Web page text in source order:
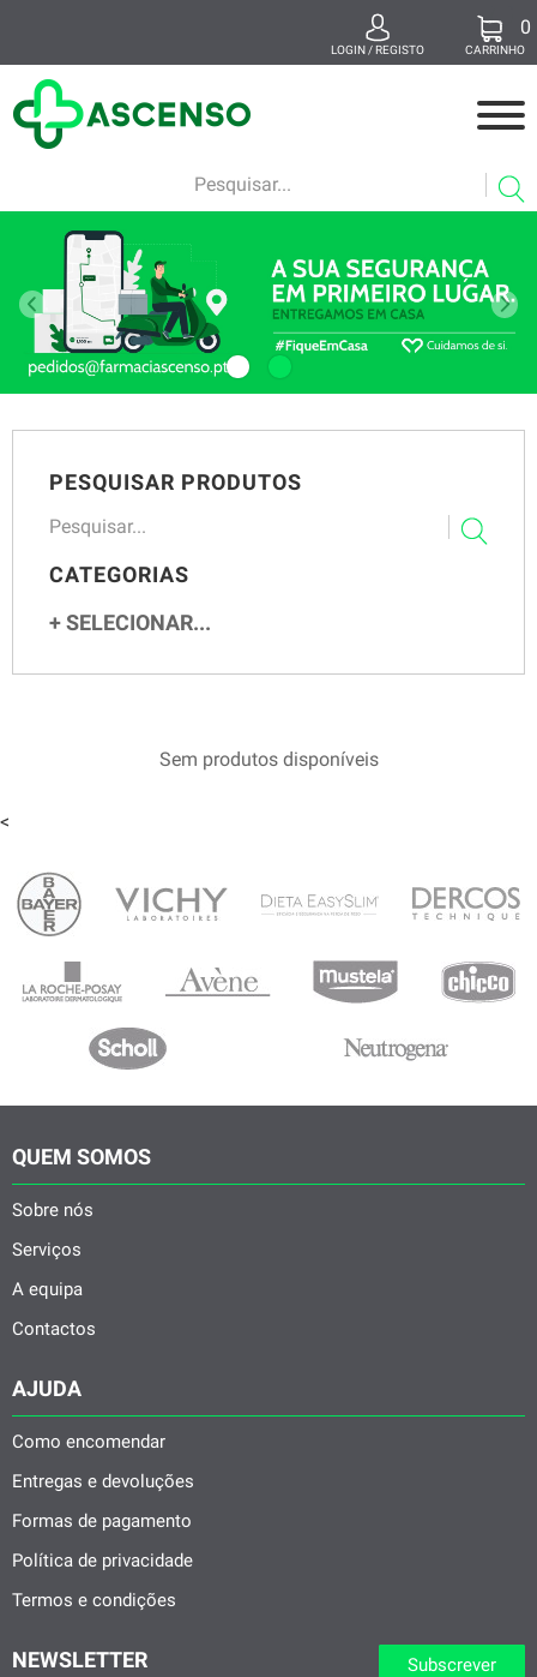
LOGIN / REGISTO CARRINHO
0
PESQUISAR PRODUTOS
CATEGORIAS
SELECIONAR...
Sem produtos disponíveis
<
QUEM SOMOS
Sobre nós
Serviços
A equipa
Contactos
AJUDA
Como encomendar
Entregas e devoluções
Formas de pagamento
Política de privacidade
Termos e condições
Subscrever
NEWSLETTER
MEDICAMENTOS
BELEZA
SAÚDE E BEM-ESTAR
VETERINÁRIA